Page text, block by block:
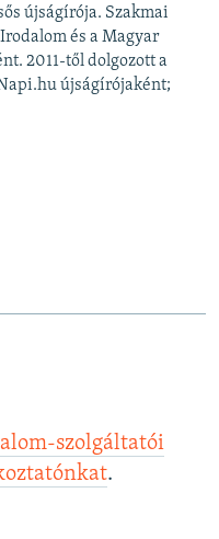
újságírója. Szakmai
és a Magyar
2011-től dolgozott a
újságírójaként;
szolgáltatói
.